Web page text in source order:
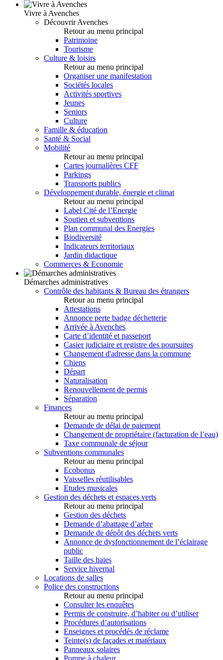
Vivre à Avenches
Découvrir Avenches
Retour au menu principal
Patrimoine
Tourisme
Culture & loisirs
Retour au menu principal
Organiser une manifestation
Sociétés locales
Activités sportives
Jeunes
Seniors
Culture
Famille & éducation
Santé & Social
Mobilité
Retour au menu principal
Cartes journalières CFF
Parkings
Transports publics
Développement durable, énergie et climat
Retour au menu principal
Label Cité de l’Energie
Soutien et subventions
Plan communal des Energies
Biodiversité
Indicateurs territoriaux
Jardin didactique
Commerces & Economie
Démarches administratives
Contrôle des habitants & Bureau des étrangers
Retour au menu principal
Attestations
Annonce perte badge déchetterie
Arrivée à Avenches
Carte d’identité et passeport
Casier judiciaire et registre des poursuites
Changement d'adresse dans la commune
Chiens
Départ
Naturalisation
Renouvellement de permis
Séparation
Finances
Retour au menu principal
Demande de délai de paiement
Changement de propriétaire (facturation de l’eau)
Taxe communale de séjour
Subventions communales
Retour au menu principal
Ecobonus
Vaisselles réutilisables
Etudes musicales
Gestion des déchets et espaces verts
Retour au menu principal
Gestion des déchets
Demande d’abattage d’arbre
Demande de dépôt des déchets verts
Annonce de dysfonctionnement de l’éclairage
public
Taille des haies
Service hivernal
Locations de salles
Police des constructions
Retour au menu principal
Consulter les enquêtes
Permis de construire, d’habiter ou d’utiliser
Procédures d’autorisations
Enseignes et procédés de réclame
Teinte(s) de façades et matériaux
Panneaux solaires
Pompe à chaleur